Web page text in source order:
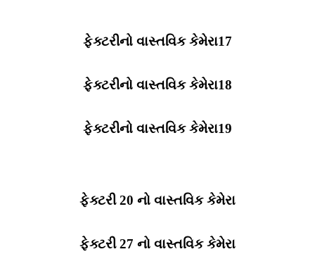
ફેક્ટરીનો વાસ્તવિક કેમેરા17
ફેક્ટરીનો વાસ્તવિક કેમેરા18
ફેક્ટરીનો વાસ્તવિક કેમેરા19
ફેક્ટરી 20 નો વાસ્તવિક કેમેરા
ફેક્ટરી 27 નો વાસ્તવિક કેમેરા